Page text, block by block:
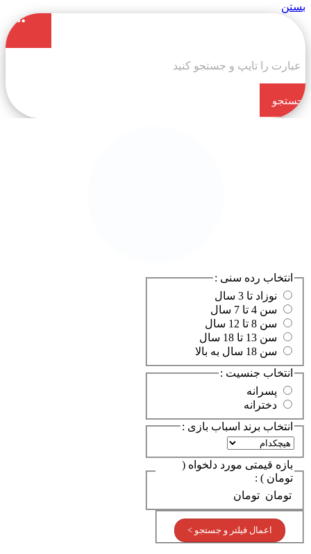
بستن
جستجو
انتخاب رده سنی :
انتخاب جنسیت :
انتخاب برند اسباب بازی :
بازه قیمتی مورد دلخواه (
تومان ) :
تومان تومان
اعمال فیلتر و جستجو >